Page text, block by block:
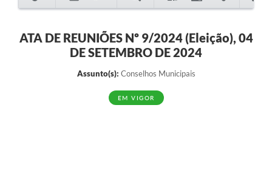
Planos
Galeria de Fotos
Arquivos para Download
ATA DE REUNIÕES Nº 9/2024 (Eleição), 04
DE SETEMBRO DE 2024
Assunto(s): Conselhos Municipais
EM VIGOR